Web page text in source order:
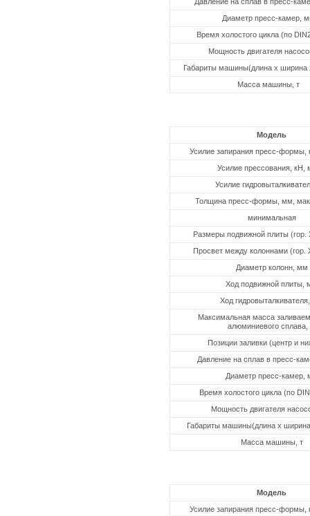
Диаметр пресс-камер,
Время холостого цикла (по
Мощность двигателя
Габариты машины(длина х ширина
Масса машины, т
Модель
Усилие запирания пресс-формы,
Усилие прессования, кН,
Усилие
Толщина пресс-формы, мм,
минимальная
Размеры подвижной плиты (гор.
Просвет между колоннами (гор.
Диаметр колонн, мм
Ход подвижной плиты,
Ход
Максимальная масса
алюминиевого сплава,
Позиции заливки (центр и
Давление на сплав в пресс-
Диаметр пресс-камер,
Время холостого цикла (по
Мощность двигателя
Габариты машины(длина х
Масса машины, т
Модель
Усилие запирания пресс-формы,